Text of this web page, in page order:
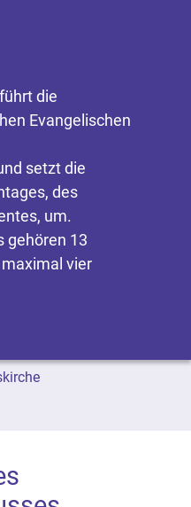
die
Evangelischen
setzt die
des
um.
gehören 13
vier